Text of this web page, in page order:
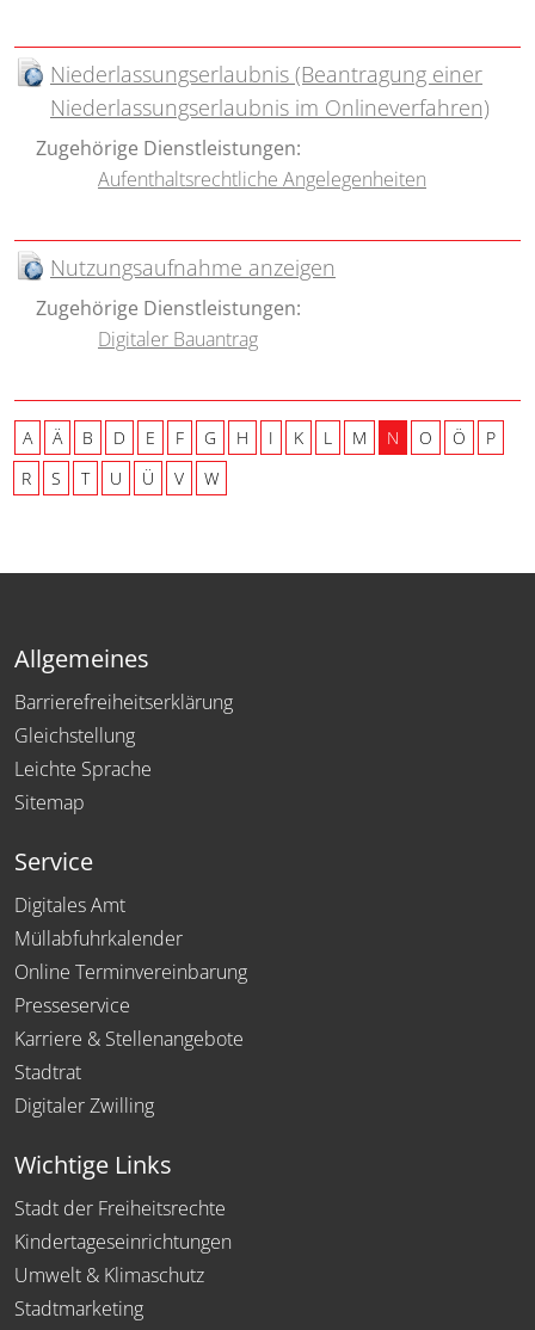
Niederlassungserlaubnis (Beantragung einer
Niederlassungserlaubnis im Onlineverfahren)
Zugehörige Dienstleistungen:
Aufenthaltsrechtliche Angelegenheiten
Nutzungsaufnahme anzeigen
Zugehörige Dienstleistungen:
Digitaler Bauantrag
A Ä B D E F G H I K L M N O Ö
P
R
S T U Ü V W
Allgemeines
Barrierefreiheitserklärung
Gleichstellung
Leichte Sprache
Sitemap
Service
Digitales Amt
Müllabfuhrkalender
Online Terminvereinbarung
Presseservice
Karriere & Stellenangebote
Stadtrat
Digitaler Zwilling
Wichtige Links
Stadt der Freiheitsrechte
Kindertageseinrichtungen
Umwelt & Klimaschutz
Stadtmarketing